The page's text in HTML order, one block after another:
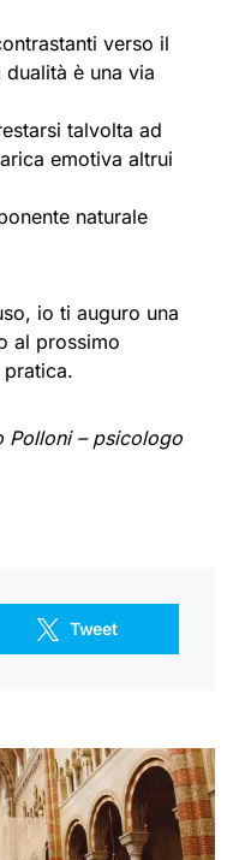
verso il
è una via
talvolta ad
emotiva altrui
naturale
io ti auguro una
al prossimo
Polloni – psicologo
Tweet